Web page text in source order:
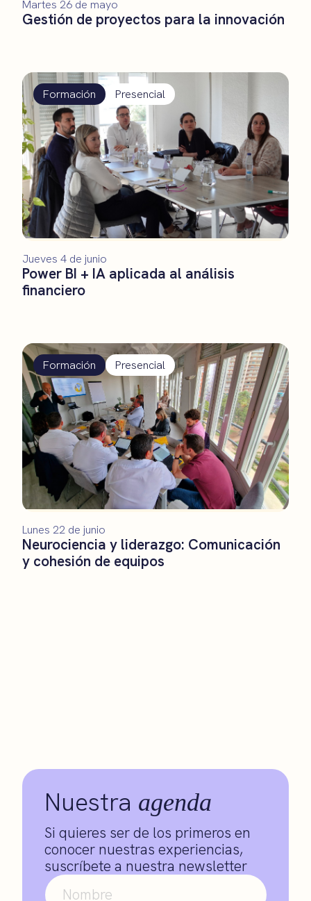
Gestión de proyectos para la innovación
Martes 26 de mayo
Formación Presencial
Power BI + IA aplicada al análisis
financiero
Jueves 4 de junio
Formación Presencial
Neurociencia y liderazgo: Comunicación
y cohesión de equipos
Lunes 22 de junio
Nuestra agenda
Si quieres ser de los primeros en
conocer nuestras experiencias,
suscríbete a nuestra newsletter